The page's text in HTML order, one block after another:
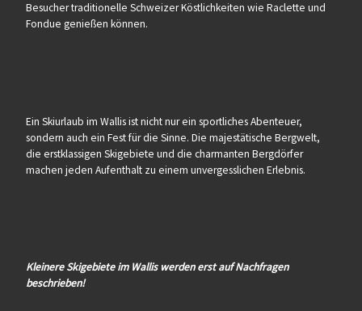
Besucher traditionelle Schweizer Köstlichkeiten wie Raclette und
Fondue genießen können.
Ein Skiurlaub im Wallis ist nicht nur ein sportliches Abenteuer,
sondern auch ein Fest für die Sinne. Die majestätische Bergwelt,
die erstklassigen Skigebiete und die charmanten Bergdörfer
machen jeden Aufenthalt zu einem unvergesslichen Erlebnis.
Kleinere Skigebiete im Wallis werden erst auf Nachfragen
beschrieben!